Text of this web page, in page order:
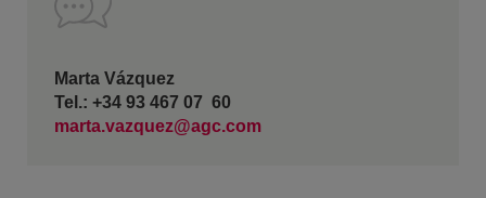
Marta Vázquez
Tel.: +34 93 467 07 60
marta.vazquez@agc.com